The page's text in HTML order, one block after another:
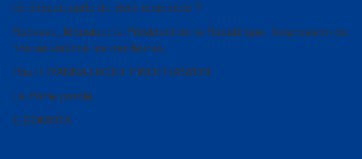
où chacun parle du vivre ensemble ?
Recevez, Monsieur le Président de la République, l’expression de
nos salutations les meilleures.
Pour LIYANNAJ KONT PWOFITASYON
Le Porte-parole,
E.DOMOTA